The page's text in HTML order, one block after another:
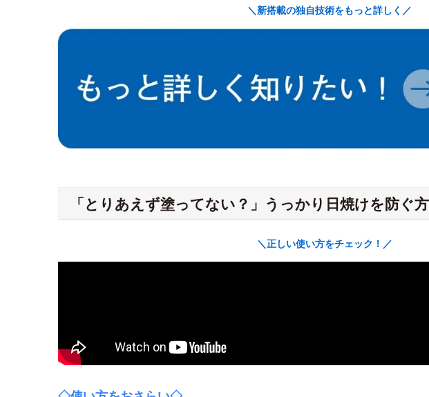
＼新搭載の独自技術をもっと詳しく／
「とりあえず塗ってない？」うっかり日焼けを防ぐ
＼正しい使い方をチェック！／